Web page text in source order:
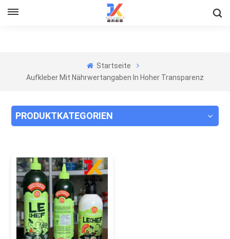
Startseite
Aufkleber Mit Nährwertangaben In Hoher Transparenz
PRODUKTKATEGORIEN